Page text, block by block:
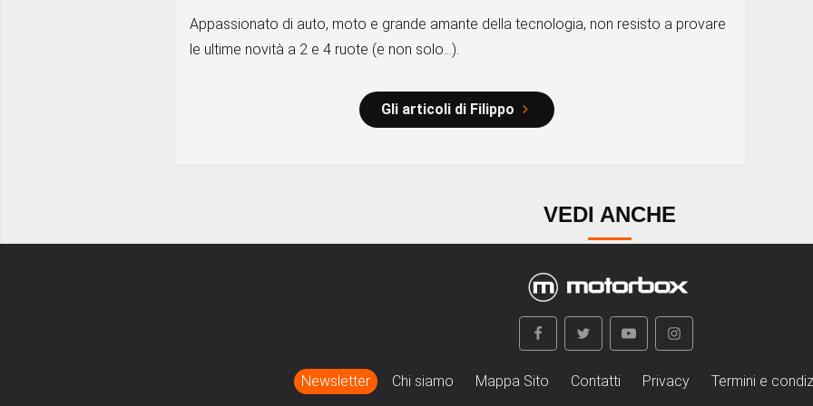
Appassionato di auto, moto e grande amante della tecnologia, non resisto a provare
le ultime novità a 2 e 4 ruote (e non solo...).
Gli articoli di Filippo
VEDI ANCHE
Newsletter Chi siamo Mappa Sito Contatti Privacy Termini e